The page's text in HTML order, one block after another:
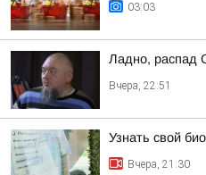
03:03
Ладно, распад
Вчера, 22:51
Узнать свой
Вчера, 21:30